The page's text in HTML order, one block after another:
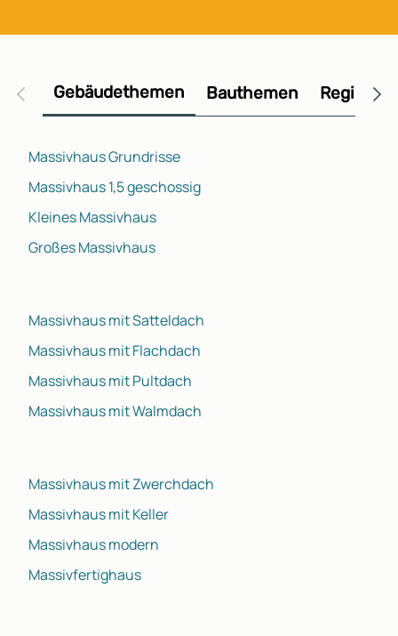
Gebäudethemen Bauthemen
Massivhaus Grundrisse
Massivhaus 1,5 geschossig
Kleines Massivhaus
Großes Massivhaus
Massivhaus mit Satteldach
Massivhaus mit Flachdach
Massivhaus mit Pultdach
Massivhaus mit Walmdach
Massivhaus mit Zwerchdach
Massivhaus mit Keller
Massivhaus modern
Massivfertighaus